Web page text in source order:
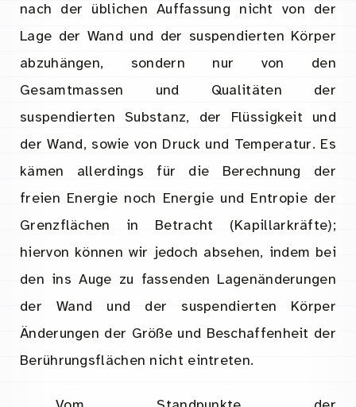
nach der üblichen Auffassung nicht von der
Lage der Wand und der suspendierten Körper
abzuhängen, sondern nur von den
Gesamtmassen und Qualitäten der
suspendierten Substanz, der Flüssigkeit und
der Wand, sowie von Druck und Temperatur. Es
kämen allerdings für die Berechnung der
freien Energie noch Energie und Entropie der
Grenzflächen in Betracht (Kapillarkräfte);
hiervon können wir jedoch absehen, indem bei
den ins Auge zu fassenden Lagenänderungen
der Wand und der suspendierten Körper
Änderungen der Größe und Beschaffenheit der
Berührungsflächen nicht eintreten.